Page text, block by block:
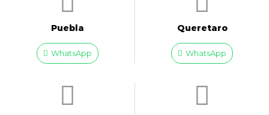
Puebla
WhatsApp
Queretaro
WhatsApp